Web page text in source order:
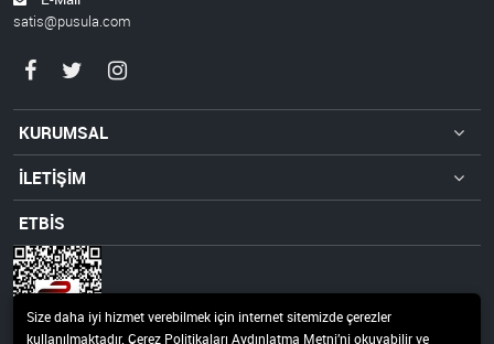
satis@pusula.com
KURUMSAL
İLETİŞİM
ETBİS
Size daha iyi hizmet verebilmek için internet sitemizde çerezler
kullanılmaktadır. Çerez Politikaları Aydınlatma Metni’ni okuyabilir ve